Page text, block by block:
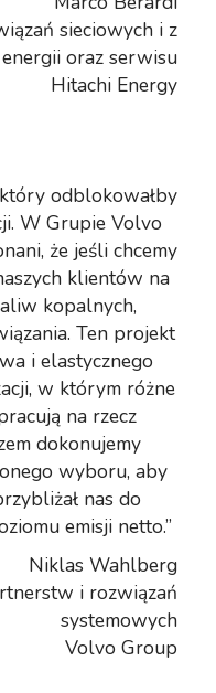
sieciowych i z
oraz serwisu
Hitachi Energy
odblokowałby
W Grupie Volvo
że jeśli chcemy
klientów na
kopalnych,
Ten projekt
i elastycznego
w którym różne
na rzecz
dokonujemy
wyboru, aby
nas do
emisji netto.”
Niklas Wahlberg
i rozwiązań
systemowych
Volvo Group